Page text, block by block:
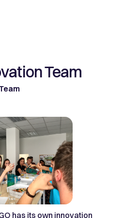
Team
has its own innovation